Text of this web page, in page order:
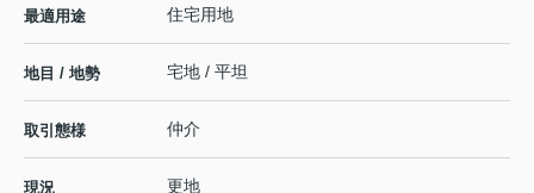
最適用途 住宅用地
地目 / 地勢 宅地 / 平坦
取引態様 仲介
現況 更地